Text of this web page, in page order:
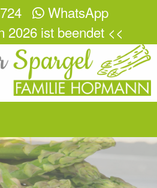
WhatsApp
2026 ist beendet <<